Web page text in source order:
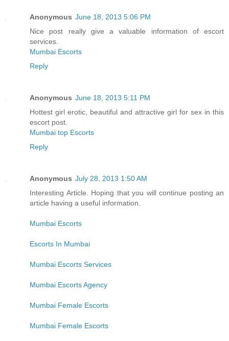
Anonymous June 18, 2013 5:06 PM
Nice post really give a valuable information of escort
services.
Mumbai Escorts
Reply
Anonymous June 18, 2013 5:11 PM
Hottest girl erotic, beautiful and attractive girl for sex in this
escort post.
Mumbai top Escorts
Reply
Anonymous July 28, 2013 1:50 AM
Interesting Article. Hoping that you will continue posting an
article having a useful information.
Mumbai Escorts
Escorts In Mumbai
Mumbai Escorts Services
Mumbai Escorts Agency
Mumbai Female Escorts
Mumbai Female Escorts